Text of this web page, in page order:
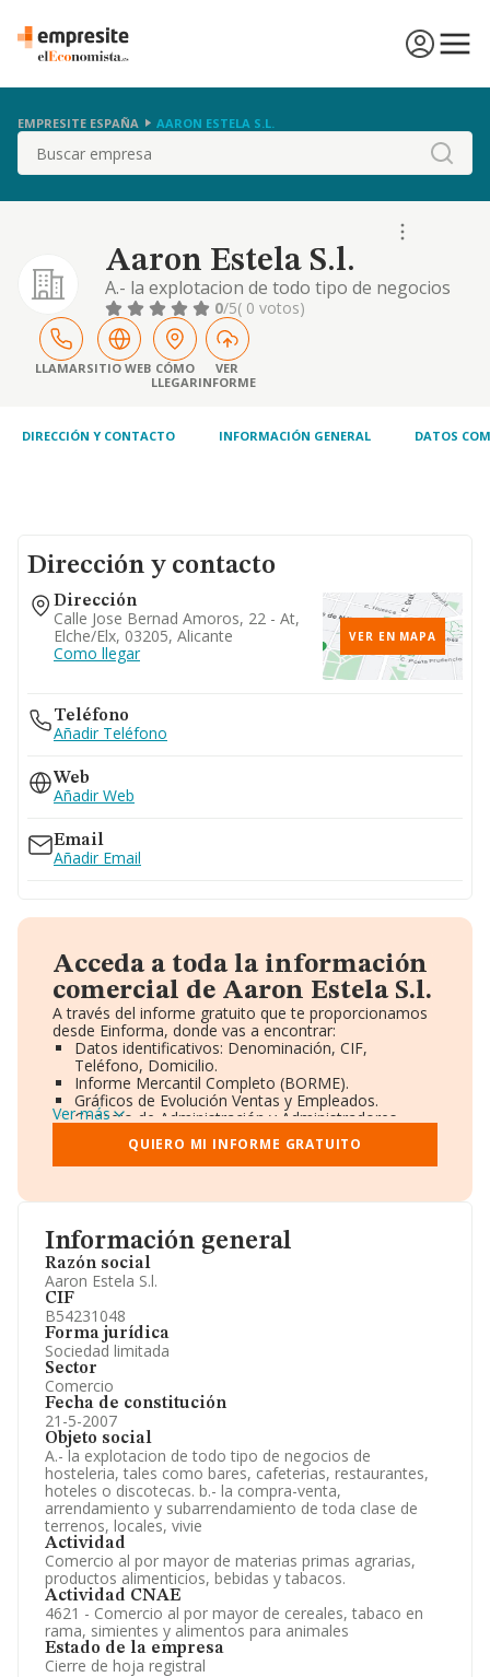
EMPRESITE ESPAÑA AARON ESTELA S.L.
Buscar
Aaron Estela S.l.
A.- la explotacion de todo tipo de negocios
de hosteleria, tales como bares, cafeterias,
restaurantes, hoteles o discotecas. b.- la
compra-venta, arrendamiento y
subarrendamiento de toda clase de
terrenos, locales, vivie
0/5( 0 votos)
LLAMARSITIO WEB CÓMO
LLEGAR
VER
INFORME
DIRECCIÓN Y CONTACTO INFORMACIÓN GENERAL DATOS
Información general
Razón social
Aaron Estela S.l.
CIF
B54231048
Forma jurídica
Sociedad limitada
Sector
Comercio
Fecha de constitución
21-5-2007
Objeto social
A.- la explotacion de todo tipo de negocios de
hosteleria, tales como bares, cafeterias, restaurantes,
hoteles o discotecas. b.- la compra-venta,
arrendamiento y subarrendamiento de toda clase de
terrenos, locales, vivie
Actividad
Comercio al por mayor de materias primas agrarias,
productos alimenticios, bebidas y tabacos.
Actividad CNAE
4621 - Comercio al por mayor de cereales, tabaco en
rama, simientes y alimentos para animales
Estado de la empresa
Cierre de hoja registral
Dirección y contacto
Dirección
Calle Jose Bernad Amoros, 22 - At,
Elche/elx, 03205, Alicante
Como llegar
VER EN MAPA
Teléfono
Añadir Teléfono
Web
Añadir Web
Email
Añadir Email
Acceda a toda la información
comercial de Aaron Estela S.l.
A través del informe gratuito que te proporcionamos
desde Einforma, donde vas a encontrar:
Datos identificativos: Denominación, CIF,
Teléfono, Domicilio.
Informe Mercantil Completo (BORME).
Gráficos de Evolución Ventas y Empleados.
Consejo de Administración y Administradores.
Directivos y Ejecutivos.
Accionistas.
Participaciones y Vinculaciones en otras empresas.
Información oficial y registral complementaria.
Ver más
QUIERO MI INFORME GRATUITO